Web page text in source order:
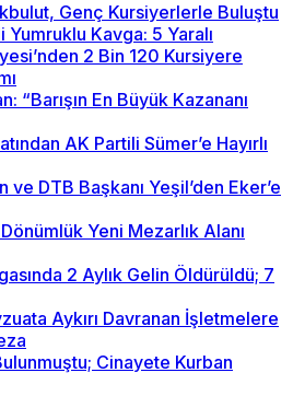
Genç Kursiyerlerle Buluştu
Kavga: 5 Yaralı
2 Bin 120 Kursiyere
“Barışın En Büyük Kazananı
AK Partili Sümer’e Hayırlı
ve DTB Başkanı Yeşil’den Eker’e
Yeni Mezarlık Alanı
2 Aylık Gelin Öldürüldü; 7
Aykırı Davranan İşletmelere
Cinayete Kurban